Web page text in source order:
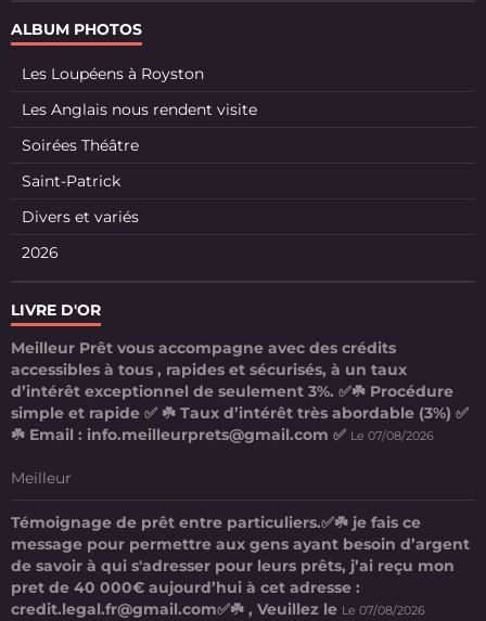
ALBUM PHOTOS
Les Loupéens à Royston
Les Anglais nous rendent visite
Soirées Théâtre
Saint-Patrick
Divers et variés
2026
LIVRE D'OR
Meilleur Prêt vous accompagne avec des crédits
accessibles à tous , rapides et sécurisés, à un taux
d’intérêt exceptionnel de seulement 3%. ✅☘️ Procédure
simple et rapide ✅ ☘️ Taux d’intérêt très abordable (3%) ✅
☘️ Email : info.meilleurprets@gmail.com ✅ Le 07/08/2026
Meilleur
Témoignage de prêt entre particuliers.✅☘️ je fais ce
message pour permettre aux gens ayant besoin d’argent
de savoir à qui s'adresser pour leurs prêts, j’ai reçu mon
pret de 40 000€ aujourd’hui à cet adresse :
credit.legal.fr@gmail.com✅☘️ , Veuillez le Le 07/08/2026